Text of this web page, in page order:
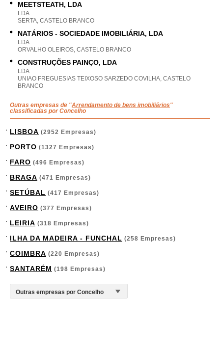
MEETSTEATH, LDA
LDA
SERTA, CASTELO BRANCO
NATÁRIOS - SOCIEDADE IMOBILIÁRIA, LDA
LDA
ORVALHO OLEIROS, CASTELO BRANCO
CONSTRUÇÕES PAINÇO, LDA
LDA
UNIAO FREGUESIAS TEIXOSO SARZEDO COVILHA, CASTELO
BRANCO
Outras empresas de "Arrendamento de bens imobiliários"
classificadas por Concelho
LISBOA (2952 Empresas)
PORTO (1327 Empresas)
FARO (496 Empresas)
BRAGA (471 Empresas)
SETÚBAL (417 Empresas)
AVEIRO (377 Empresas)
LEIRIA (318 Empresas)
ILHA DA MADEIRA - FUNCHAL (258 Empresas)
COIMBRA (220 Empresas)
SANTARÉM (198 Empresas)